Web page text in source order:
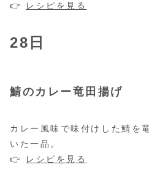
👉
レシピを見る
28日
鯖のカレー竜田揚げ
カレー風味で味付けした鯖を
いた一品。
👉
レシピを見る